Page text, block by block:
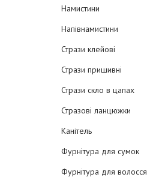
Намистини
Напівнамистини
Стрази клейові
Стрази пришивні
Стрази скло в цапах
Стразові ланцюжки
Канітель
Фурнітура для сумок
Фурнітура для волосся